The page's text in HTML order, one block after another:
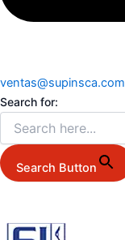
ventas@supinsca.com
Search for:
Search Button